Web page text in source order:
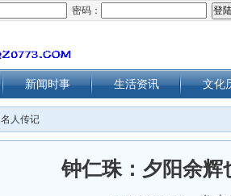
密码：
新闻时事 生活资讯 文化
名人传记
钟仁珠：夕阳余辉